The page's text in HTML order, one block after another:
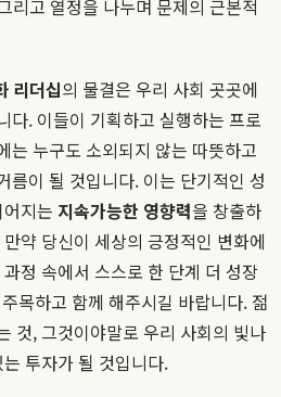
리고 열정을 나누며 문제의 근본적
리더십의 물결은 우리 사회 곳곳에
다. 이들이 기획하고 실행하는 프로
는 누구도 소외되지 않는 따뜻하고
름이 될 것입니다. 이는 단기적인 성
지는 지속가능한 영향력을 창출하
약 당신이 세상의 긍정적인 변화에
정 속에서 스스로 한 단계 더 성장
목하고 함께 해주시길 바랍니다. 젊
것, 그것이야말로 우리 사회의 빛나
투자가 될 것입니다.